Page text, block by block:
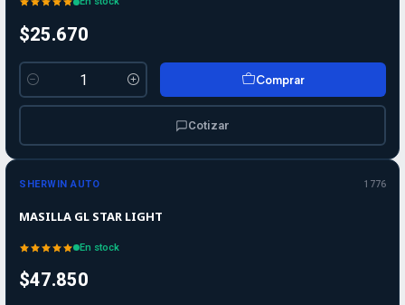
$25.670
Cantidad
Comprar
Cotizar
SHERWIN AUTO 1776
MASILLA GL STAR LIGHT
En stock
$47.850